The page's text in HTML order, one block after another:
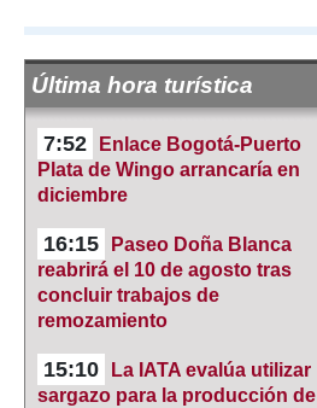
Última hora turística
7:52
Enlace Bogotá-Puerto
Plata de Wingo arrancaría en
diciembre
16:15
Paseo Doña Blanca
reabrirá el 10 de agosto tras
concluir trabajos de
remozamiento
15:10
La IATA evalúa utilizar
sargazo para la producción de